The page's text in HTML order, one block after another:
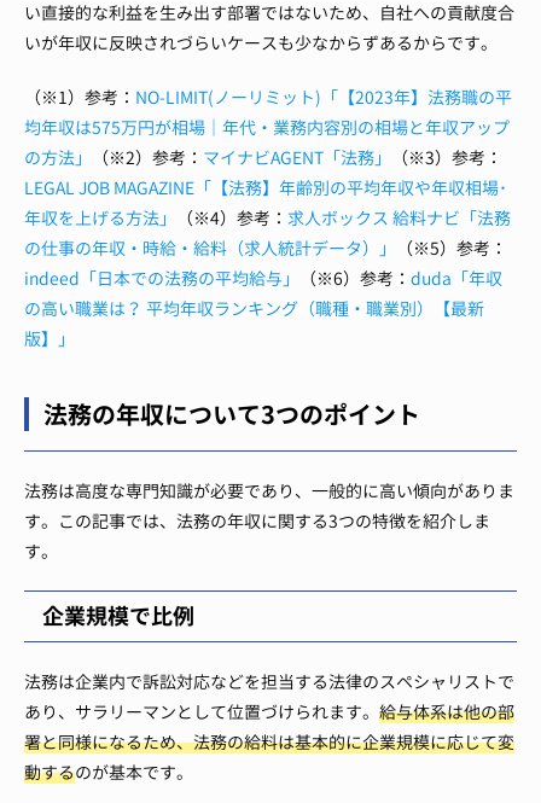
い直接的な利益を生み出す部署ではないため、自社への貢献度合
いが年収に反映されづらいケースも少なからずあるからです。
（※1）参考： NO-LIMIT(ノーリミット)「【2023年】法務職の平
均年収は575万円が相場｜年代・業務内容別の相場と年収アップ
の方法」
（※2）参考： マイナビAGENT「法務」
（※3）参考：
LEGAL JOB MAGAZINE「【法務】年齢別の平均年収や年収相場･
年収を上げる方法」
（※4）参考： 求人ボックス 給料ナビ「法務
の仕事の年収・時給・給料（求人統計データ）」
（※5）参考：
indeed「日本での法務の平均給与」
（※6）参考： duda「年収
の高い職業は？ 平均年収ランキング（職種・職業別）【最新
版】」
法務の年収について3つのポイント
法務は高度な専門知識が必要であり、一般的に高い傾向がありま
す。この記事では、法務の年収に関する3つの特徴を紹介しま
す。
企業規模で比例
法務は企業内で訴訟対応などを担当する法律のスペシャリストで
あり、サラリーマンとして位置づけられます。 給与体系は他の部
署と同様になるため、法務の給料は基本的に企業規模に応じて変
動するのが基本です。